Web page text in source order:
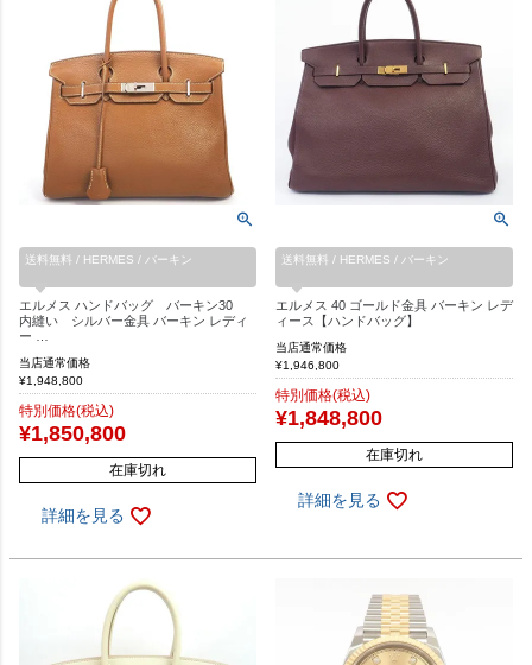
送料無料 / HERMES / バーキン
エルメス ハンドバッグ バーキン30
内縫い シルバー金具 バーキン レディ
ー …
当店通常価格
¥1,948,800
特別価格(税込)
¥1,850,800
在庫切れ
詳細を見る
送料無料 / HERMES / バーキン
エルメス 40 ゴールド金具 バーキン レデ
ィース【ハンドバッグ】
当店通常価格
¥1,946,800
特別価格(税込)
¥1,848,800
在庫切れ
詳細を見る